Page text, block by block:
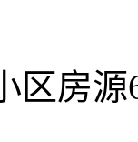
区房